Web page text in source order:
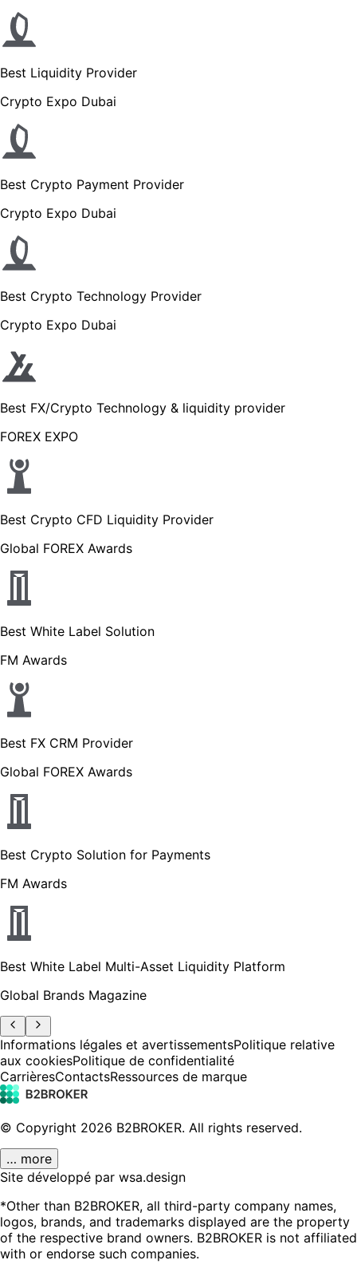
Best Liquidity Provider
Crypto Expo Dubai
Best Crypto Payment Provider
Crypto Expo Dubai
Best Crypto Technology Provider
Crypto Expo Dubai
Best FX/Crypto Technology & liquidity provider
FOREX EXPO
Best Crypto CFD Liquidity Provider
Global FOREX Awards
Best White Label Solution
FM Awards
Best FX CRM Provider
Global FOREX Awards
Best Crypto Solution for Payments
FM Awards
Best White Label Multi-Asset Liquidity Platform
Global Brands Magazine
Informations légales et avertissementsPolitique relative
aux cookiesPolitique de confidentialité
CarrièresContactsRessources de marque
© Copyright 2026 B2BROKER. All rights reserved.
… more
Site développé par wsa.design
*Other than B2BROKER, all third-party company names,
logos, brands, and trademarks displayed are the property
of the respective brand owners. B2BROKER is not affiliated
with or endorse such companies.